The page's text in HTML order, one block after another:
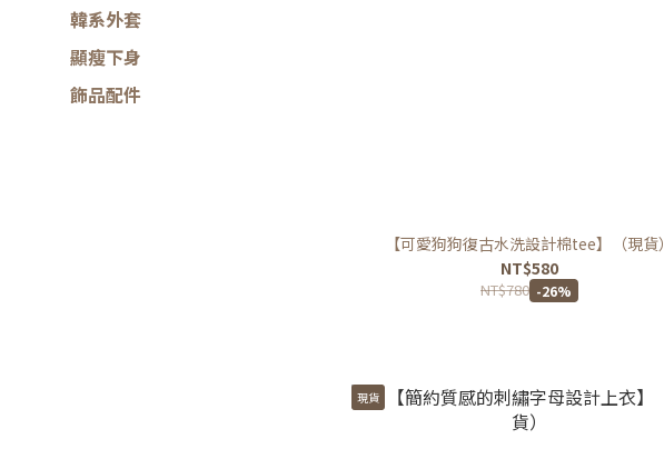
韓系外套
顯瘦下身
飾品配件
【可愛狗狗復古水洗設計棉tee】（現貨）
NT$580
NT$780 -26%
現貨